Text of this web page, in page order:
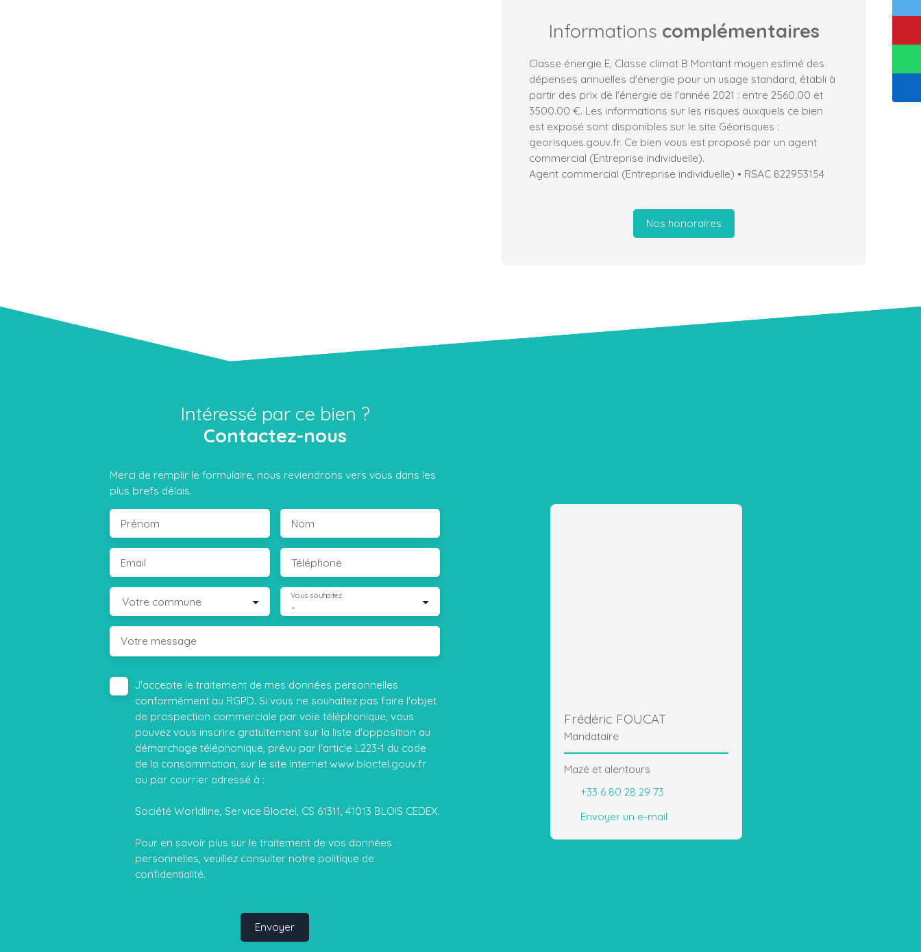
Informations complémentaires
Classe énergie E, Classe climat B Montant moyen estimé des
dépenses annuelles d'énergie pour un usage standard, établi à
partir des prix de l'énergie de l'année 2021 : entre 2560.00 et
3500.00 €. Les informations sur les risques auxquels ce bien
est exposé sont disponibles sur le site Géorisques :
georisques.gouv.fr. Ce bien vous est proposé par un agent
commercial (Entreprise individuelle).
Agent commercial (Entreprise individuelle) • RSAC 822953154
Nos honoraires
Intéressé par ce bien ?
Contactez-nous
Merci de remplir le formulaire, nous reviendrons vers vous dans les
plus brefs délais.
Prénom Nom
Email Téléphone
Votre commune -
Vous souhaitez
Votre message
J'accepte le traitement de mes données personnelles
conformément au RGPD. Si vous ne souhaitez pas faire l'objet
de prospection commerciale par voie téléphonique, vous
pouvez vous inscrire gratuitement sur la liste d'opposition au
démarchage téléphonique, prévu par l'article L223-1 du code
de la consommation, sur le site Internet www.bloctel.gouv.fr
ou par courrier adressé à :
Société Worldline, Service Bloctel, CS 61311, 41013 BLOIS CEDEX.
Pour en savoir plus sur le traitement de vos données
personnelles, veuillez consulter notre politique de
confidentialité.
Envoyer
Frédéric FOUCAT
Mandataire
Mazé et alentours
+33 6 80 28 29 73
Envoyer un e-mail